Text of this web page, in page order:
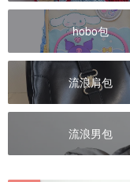
hobo包
流浪肩包
流浪男包